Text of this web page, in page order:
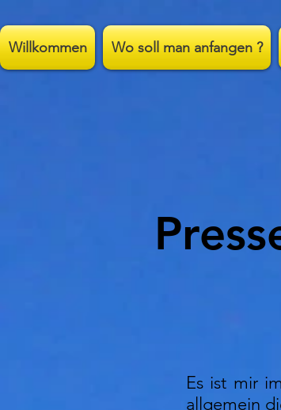
Willkommen Wo soll man anfangen ?
Es ist mir
allgemein